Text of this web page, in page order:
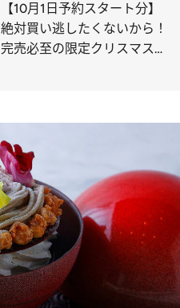
【10月1日予約スタート分】
絶対買い逃したくないから！
完売必至の限定クリスマスケ